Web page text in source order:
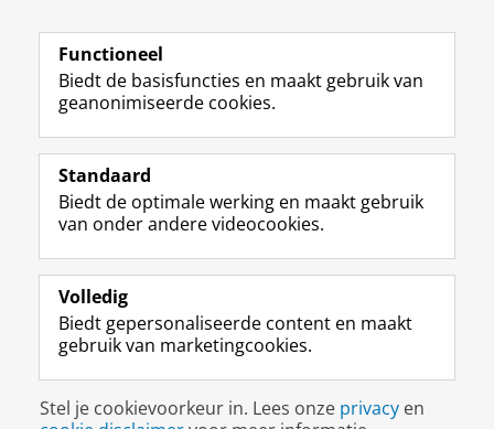
View this page in:English
Volg ons op
F
a
e
b
o
p
a
i
n
T
w
t
t
r
r
i
e
I
n
t
r
m
c
c
Over het museum
Praktisch
Volg ons op
Disclaimer & Copyright
Inloggen
Functioneel
Biedt de basisfuncties en maakt gebruik van
geanonimiseerde cookies.
Standaard
Biedt de optimale werking en maakt gebruik
van onder andere videocookies.
Volledig
Biedt gepersonaliseerde content en maakt
gebruik van marketingcookies.
Stel je cookievoorkeur in. Lees onze privacy en